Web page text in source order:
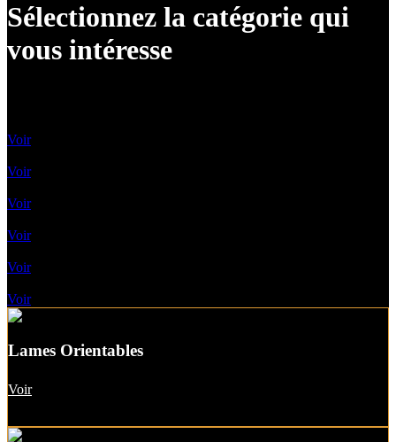
Sélectionnez la catégorie qui
vous intéresse
Voir
Voir
Voir
Voir
Voir
Voir
Lames Orientables
Voir